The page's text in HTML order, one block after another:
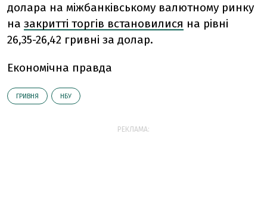
долара на міжбанківському валютному ринку
на закритті торгів встановилися на рівні
26,35-26,42 гривні за долар.
Економічна правда
ГРИВНЯ НБУ
РЕКЛАМА: